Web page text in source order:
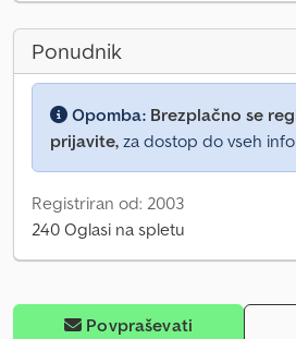
Ponudnik
Opomba: Brezplačno se
prijavite, za dostop do vseh
Registriran od: 2003
240 Oglasi na spletu
Povpraševati